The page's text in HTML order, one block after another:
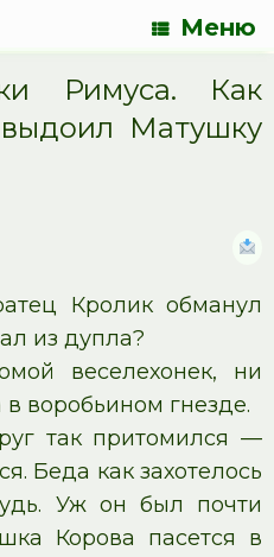
Меню
Римуса. Как
Матушку
Кролик обманул
из дупла?
веселехонек, ни
воробьином гнезде.
так притомился —
Беда как захотелось
Уж он был почти
Корова пасется в